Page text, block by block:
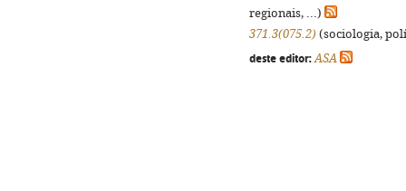
regionais, ...)
371.3(075.2) (sociologia,
deste editor: ASA